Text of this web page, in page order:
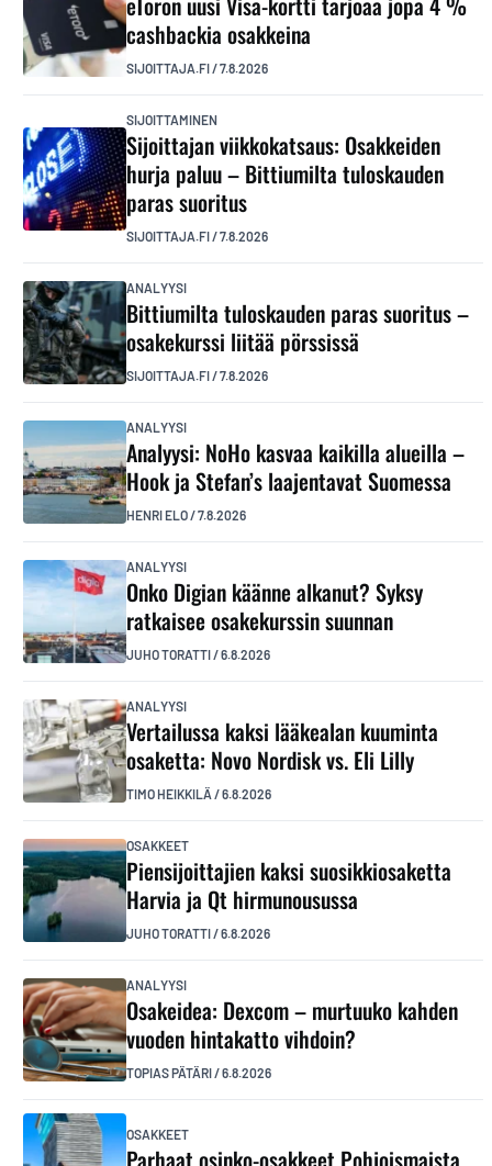
cashbackia osakkeina
SIJOITTAJA.FI/7.8.2026
SIJOITTAMINEN
Sijoittajan viikkokatsaus: Osakkeiden
hurja paluu – Bittiumilta tuloskauden
paras suoritus
SIJOITTAJA.FI/7.8.2026
ANALYYSI
Bittiumilta tuloskauden paras suoritus –
osakekurssi liitää pörssissä
SIJOITTAJA.FI/7.8.2026
ANALYYSI
Analyysi: NoHo kasvaa kaikilla alueilla –
Hook ja Stefan’s laajentavat Suomessa
HENRI ELO/7.8.2026
ANALYYSI
Onko Digian käänne alkanut? Syksy
ratkaisee osakekurssin suunnan
JUHO TORATTI/6.8.2026
ANALYYSI
Vertailussa kaksi lääkealan kuuminta
osaketta: Novo Nordisk vs. Eli Lilly
TIMO HEIKKILÄ /6.8.2026
OSAKKEET
Piensijoittajien kaksi suosikkiosaketta
Harvia ja Qt hirmunousussa
JUHO TORATTI/6.8.2026
ANALYYSI
Osakeidea: Dexcom – murtuuko kahden
vuoden hintakatto vihdoin?
TOPIAS PÄTÄRI/6.8.2026
OSAKKEET
Parhaat osinko-osakkeet Pohjoismaista